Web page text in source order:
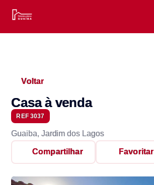
Voltar
Casa à venda
REF 3037
Guaiba, Jardim dos Lagos
Compartilhar Favoritar